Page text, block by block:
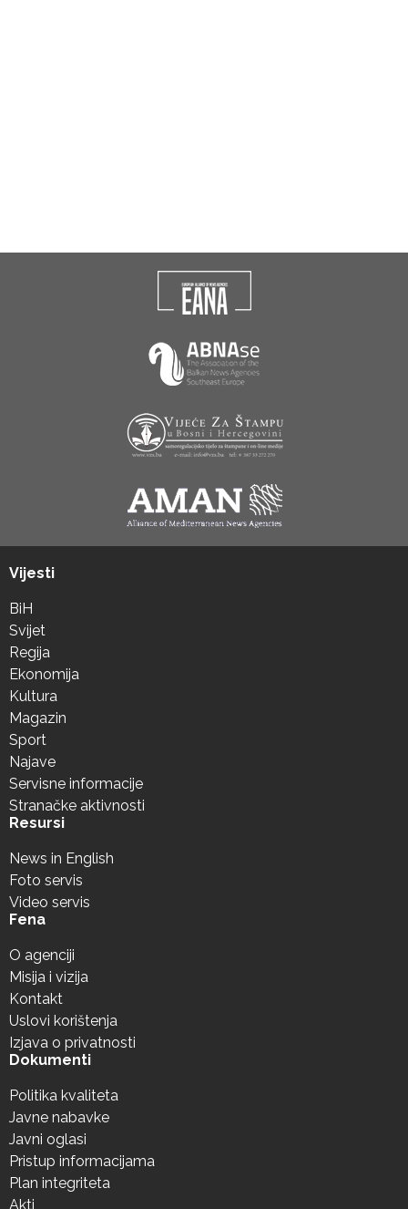
Vijesti
BiH
Svijet
Regija
Ekonomija
Kultura
Magazin
Sport
Najave
Servisne informacije
Stranačke aktivnosti
Resursi
News in English
Foto servis
Video servis
Fena
O agenciji
Misija i vizija
Kontakt
Uslovi korištenja
Izjava o privatnosti
Dokumenti
Politika kvaliteta
Javne nabavke
Javni oglasi
Pristup informacijama
Plan integriteta
Akti